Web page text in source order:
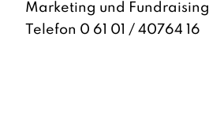
Marketing und Fundraising
Telefon 0 61 01 / 40764 16